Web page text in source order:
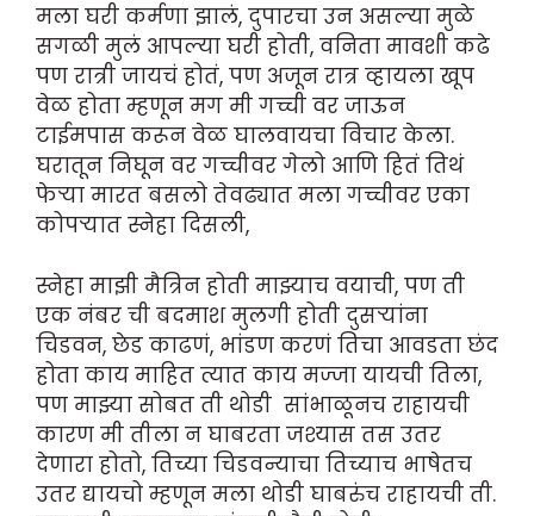
मला घरी कर्मणा झालं, दुपारचा उन असल्या मुळे
सगळी मुलं आपल्या घरी होती, वनिता मावशी कढे
पण रात्री जायचं होतं, पण अजून रात्र व्हायला खूप
वेळ होता म्हणून मग मी गच्ची वर जाऊन
टाईमपास करून वेळ घालवायचा विचार केला.
घरातून निघून वर गच्चीवर गेलो आणि हितं तिथं
फेऱ्या मारत बसलो तेवढ्यात मला गच्चीवर एका
कोपऱ्यात स्नेहा दिसली,
स्नेहा माझी मैत्रिन होती माझ्याच वयाची, पण ती
एक नंबर ची बदमाश मुलगी होती दुसऱ्यांना
चिडवन, छेड काढणं, भांडण करणं तिचा आवडता छंद
होता काय माहित त्यात काय मज्जा यायची तिला,
पण माझ्या सोबत ती थोडी सांभाळूनच राहायची
कारण मी तीला न घाबरता जश्यास तस उतर
देणारा होतो, तिच्या चिडवन्याचा तिच्याच भाषेतच
उतर द्यायचो म्हणून मला थोडी घाबरुंच राहायची ती.